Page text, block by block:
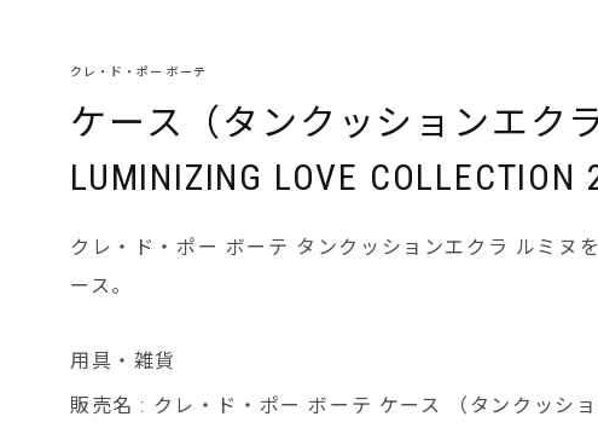
クレ・ド・ポー ボーテ
ケース（タンクッションエク
LUMINIZING LOVE COLLECTION
クレ・ド・ポー ボーテ タンクッションエクラ ルミヌ
ース。
用具・雑貨
販売名 : クレ・ド・ポー ボーテ ケース （タンクッショ